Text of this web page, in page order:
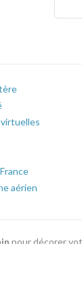
aérien
pour décorer